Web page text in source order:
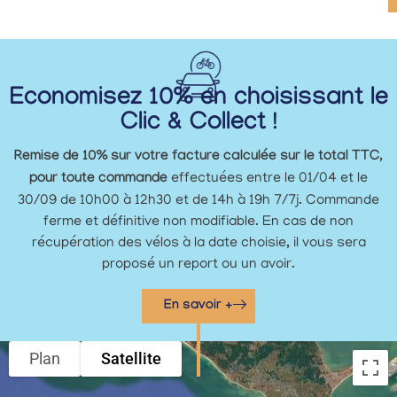
Economisez 10% en choisissant le
Clic & Collect !
Remise de 10% sur votre facture calculée sur le total TTC,
pour toute commande effectuées entre le 01/04 et le
30/09 de 10h00 à 12h30 et de 14h à 19h 7/7j. Commande
ferme et définitive non modifiable. En cas de non
récupération des vélos à la date choisie, il vous sera
proposé un report ou un avoir.
En savoir +
Plan Satellite